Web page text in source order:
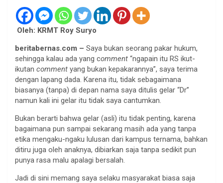
Oleh: KRMT Roy Suryo
beritabernas.com – Saya bukan seorang pakar hukum,
sehingga kalau ada yang comment “ngapain itu RS ikut-
ikutan comment yang bukan kepakarannya”, saya terima
dengan lapang dada. Karena itu, tidak sebagaimana
biasanya (tanpa) di depan nama saya ditulis gelar “Dr”
namun kali ini gelar itu tidak saya cantumkan.
Bukan berarti bahwa gelar (asli) itu tidak penting, karena
bagaimana pun sampai sekarang masih ada yang tanpa
etika mengaku-ngaku lulusan dari kampus ternama, bahkan
ditiru juga oleh anaknya, dibiarkan saja tanpa sedikit pun
punya rasa malu apalagi bersalah.
Jadi di sini memang saya selaku masyarakat biasa saja